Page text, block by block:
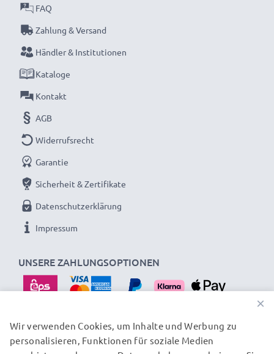
Eingangsspannung:
Ausgangsspannung / Output Volt:
Stromkabel:
Endlose Energie für deine Nikon Kamera mit
unserem subtel AC-Adapter. Jetzt bestellen –
UNSERE ZAHLUNGSOPTIONEN
FAQ
Zahlung & Versand
Händler & Institutionen
Kataloge
Kontakt
AGB
Widerrufsrecht
Garantie
Sicherheit & Zertifikate
Datenschutzerklärung
Impressum
UNSERE VERSANDPARTNER
×
Wir verwenden Cookies, um Inhalte und Werbung zu
personalisieren, Funktionen für soziale Medien